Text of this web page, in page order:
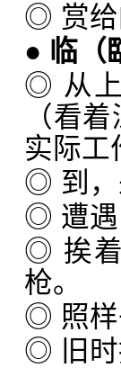
◎ 赏给
● 临 （
◎ 从上
（看
实际工
◎ 到，
◎ 遭遇
◎ 挨着
枪。
◎ 照样
◎ 旧时